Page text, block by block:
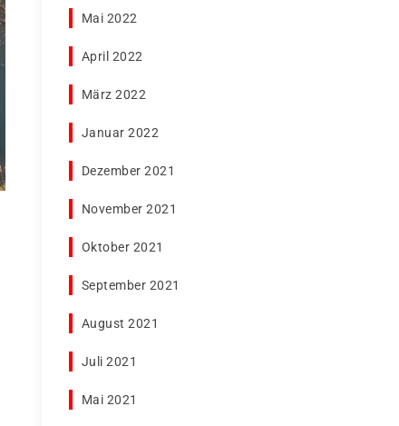
Mai 2022
April 2022
März 2022
Januar 2022
Dezember 2021
November 2021
Oktober 2021
September 2021
August 2021
Juli 2021
Mai 2021